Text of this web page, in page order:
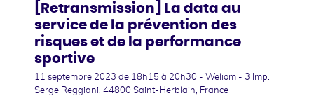
[Retransmission] La data au
service de la prévention des
risques et de la performance
sportive
11 septembre 2023 de 18h15 à 20h30 - Weliom - 3 Imp.
Serge Reggiani, 44800 Saint-Herblain, France